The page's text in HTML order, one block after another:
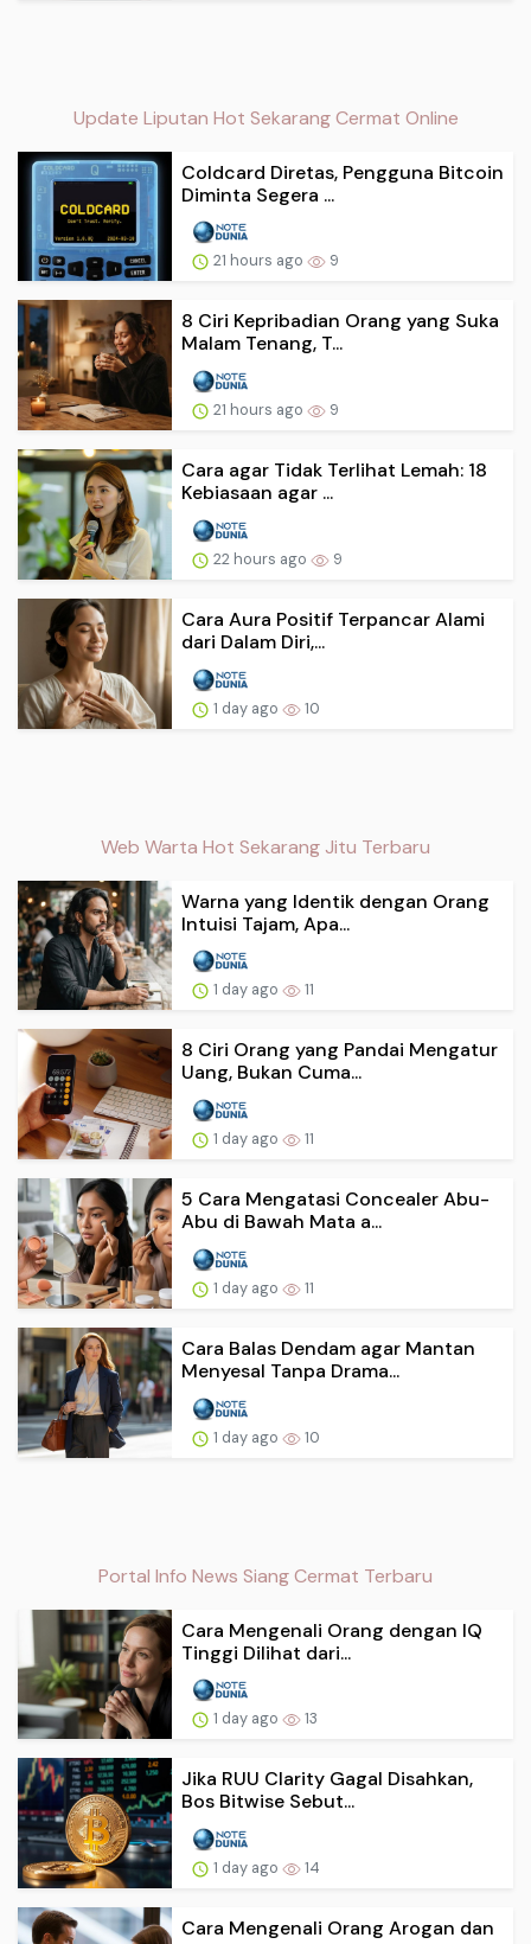
Update Liputan Hot Sekarang Cermat Online
Coldcard Diretas, Pengguna Bitcoin
Diminta Segera ...
21 hours ago 9
8 Ciri Kepribadian Orang yang Suka
Malam Tenang, T...
21 hours ago 9
Cara agar Tidak Terlihat Lemah: 18
Kebiasaan agar ...
22 hours ago 9
Cara Aura Positif Terpancar Alami
dari Dalam Diri,...
1 day ago 10
Web Warta Hot Sekarang Jitu Terbaru
Warna yang Identik dengan Orang
Intuisi Tajam, Apa...
1 day ago 11
8 Ciri Orang yang Pandai Mengatur
Uang, Bukan Cuma...
1 day ago 11
5 Cara Mengatasi Concealer Abu-
Abu di Bawah Mata a...
1 day ago 11
Cara Balas Dendam agar Mantan
Menyesal Tanpa Drama...
1 day ago 10
Portal Info News Siang Cermat Terbaru
Cara Mengenali Orang dengan IQ
Tinggi Dilihat dari...
1 day ago 13
Jika RUU Clarity Gagal Disahkan,
Bos Bitwise Sebut...
1 day ago 14
Cara Mengenali Orang Arogan dan